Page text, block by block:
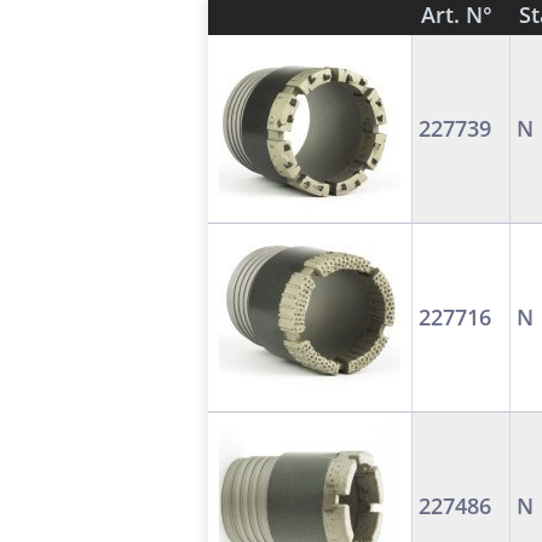
Art. N°
227739 N
227716 N
227486 N